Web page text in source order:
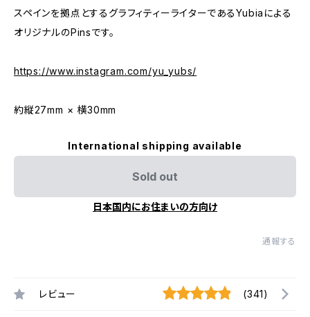
スペインを拠点とするグラフィティーライターであるYubiaによる
オリジナルのPinsです。
https://www.instagram.com/yu_yubs/
約縦27mm × 横30mm
International shipping available
Sold out
日本国内にお住まいの方向け
通報する
レビュー (341)